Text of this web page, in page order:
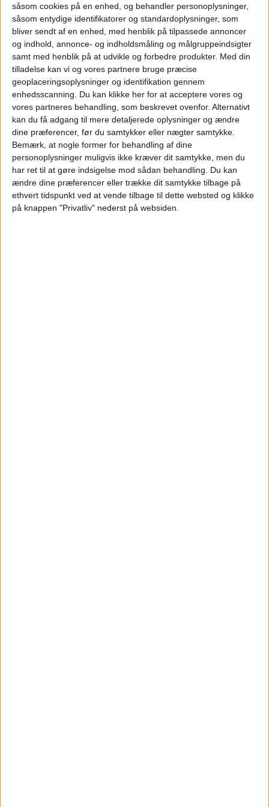
såsom cookies på en enhed, og behandler personoplysninger,
såsom entydige identifikatorer og standardoplysninger, som
bliver sendt af en enhed, med henblik på tilpassede annoncer
og indhold, annonce- og indholdsmåling og målgruppeindsigter
samt med henblik på at udvikle og forbedre produkter. Med din
tilladelse kan vi og vores partnere bruge præcise
geoplaceringsoplysninger og identifikation gennem
enhedsscanning. Du kan klikke her for at acceptere vores og
vores partneres behandling, som beskrevet ovenfor. Alternativt
kan du få adgang til mere detaljerede oplysninger og ændre
dine præferencer, før du samtykker eller nægter samtykke.
Bemærk, at nogle former for behandling af dine
personoplysninger muligvis ikke kræver dit samtykke, men du
har ret til at gøre indsigelse mod sådan behandling.
Du kan
ændre dine præferencer eller trække dit samtykke tilbage på
ethvert tidspunkt ved at vende tilbage til dette websted og klikke
på knappen "Privatliv" nederst på websiden.
Da din bil er det primære “værktøj” til denne
rejse, skal du sørge for, at du tjekker alle
andre steder, ned til motorkomponenterne,
drivaggregatets dele og endda bilens
sensorer og filtre. Når du bekræfter, at alt er
på plads, så fortsæt med anden planlægning.
3. Tag reservedele med og gør-
det-selv-værktøj
Man kan ikke stole fuldt ud på biler, de kan